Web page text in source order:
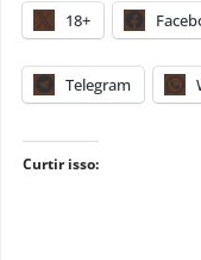
18+
Telegram
Curtir isso: